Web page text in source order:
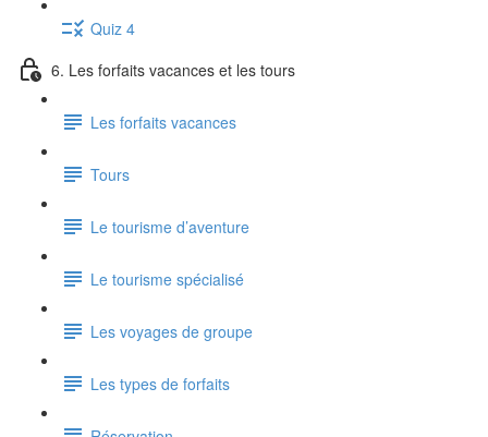
Quiz 4
6. Les forfaits vacances et les tours
Les forfaits vacances
Tours
Le tourisme d’aventure
Le tourisme spécialisé
Les voyages de groupe
Les types de forfaits